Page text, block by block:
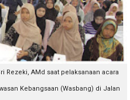
Rezeki, AMd saat pelaksanaan acara
Kebangsaan (Wasbang) di Jalan